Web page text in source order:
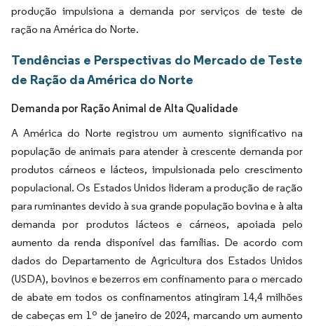
produção impulsiona a demanda por serviços de teste de
ração na América do Norte.
Tendências e Perspectivas do Mercado de Teste
de Ração da América do Norte
Demanda por Ração Animal de Alta Qualidade
A América do Norte registrou um aumento significativo na
população de animais para atender à crescente demanda por
produtos cárneos e lácteos, impulsionada pelo crescimento
populacional. Os Estados Unidos lideram a produção de ração
para ruminantes devido à sua grande população bovina e à alta
demanda por produtos lácteos e cárneos, apoiada pelo
aumento da renda disponível das famílias. De acordo com
dados do Departamento de Agricultura dos Estados Unidos
(USDA), bovinos e bezerros em confinamento para o mercado
de abate em todos os confinamentos atingiram 14,4 milhões
de cabeças em 1º de janeiro de 2024, marcando um aumento